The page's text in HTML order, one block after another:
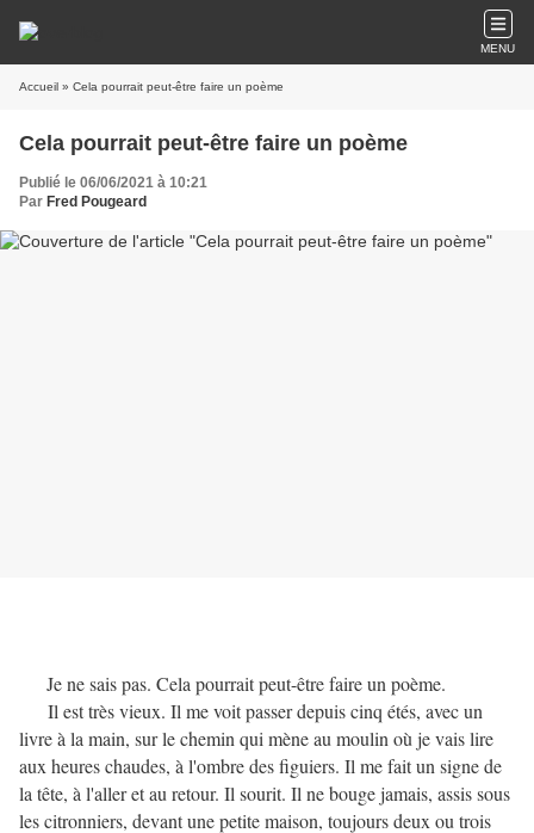
MENU
Accueil » Cela pourrait peut-être faire un poème
Cela pourrait peut-être faire un poème
Publié le 06/06/2021 à 10:21
Par Fred Pougeard
Je ne sais pas. Cela pourrait peut-être faire un poème.
Il est très vieux. Il me voit passer depuis cinq étés, avec un
livre à la main, sur le chemin qui mène au moulin où je vais lire
aux heures chaudes, à l'ombre des figuiers. Il me fait un signe de
la tête, à l'aller et au retour. Il sourit. Il ne bouge jamais, assis sous
les citronniers, devant une petite maison, toujours deux ou trois